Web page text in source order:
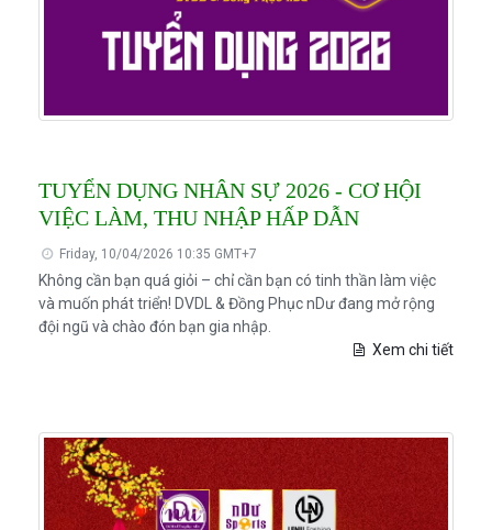
TUYỂN DỤNG NHÂN SỰ 2026 - CƠ HỘI
VIỆC LÀM, THU NHẬP HẤP DẪN
Friday, 10/04/2026 10:35 GMT+7
Không cần bạn quá giỏi – chỉ cần bạn có tinh thần làm việc
và muốn phát triển! DVDL & Đồng Phục nDư đang mở rộng
đội ngũ và chào đón bạn gia nhập.
Xem chi tiết